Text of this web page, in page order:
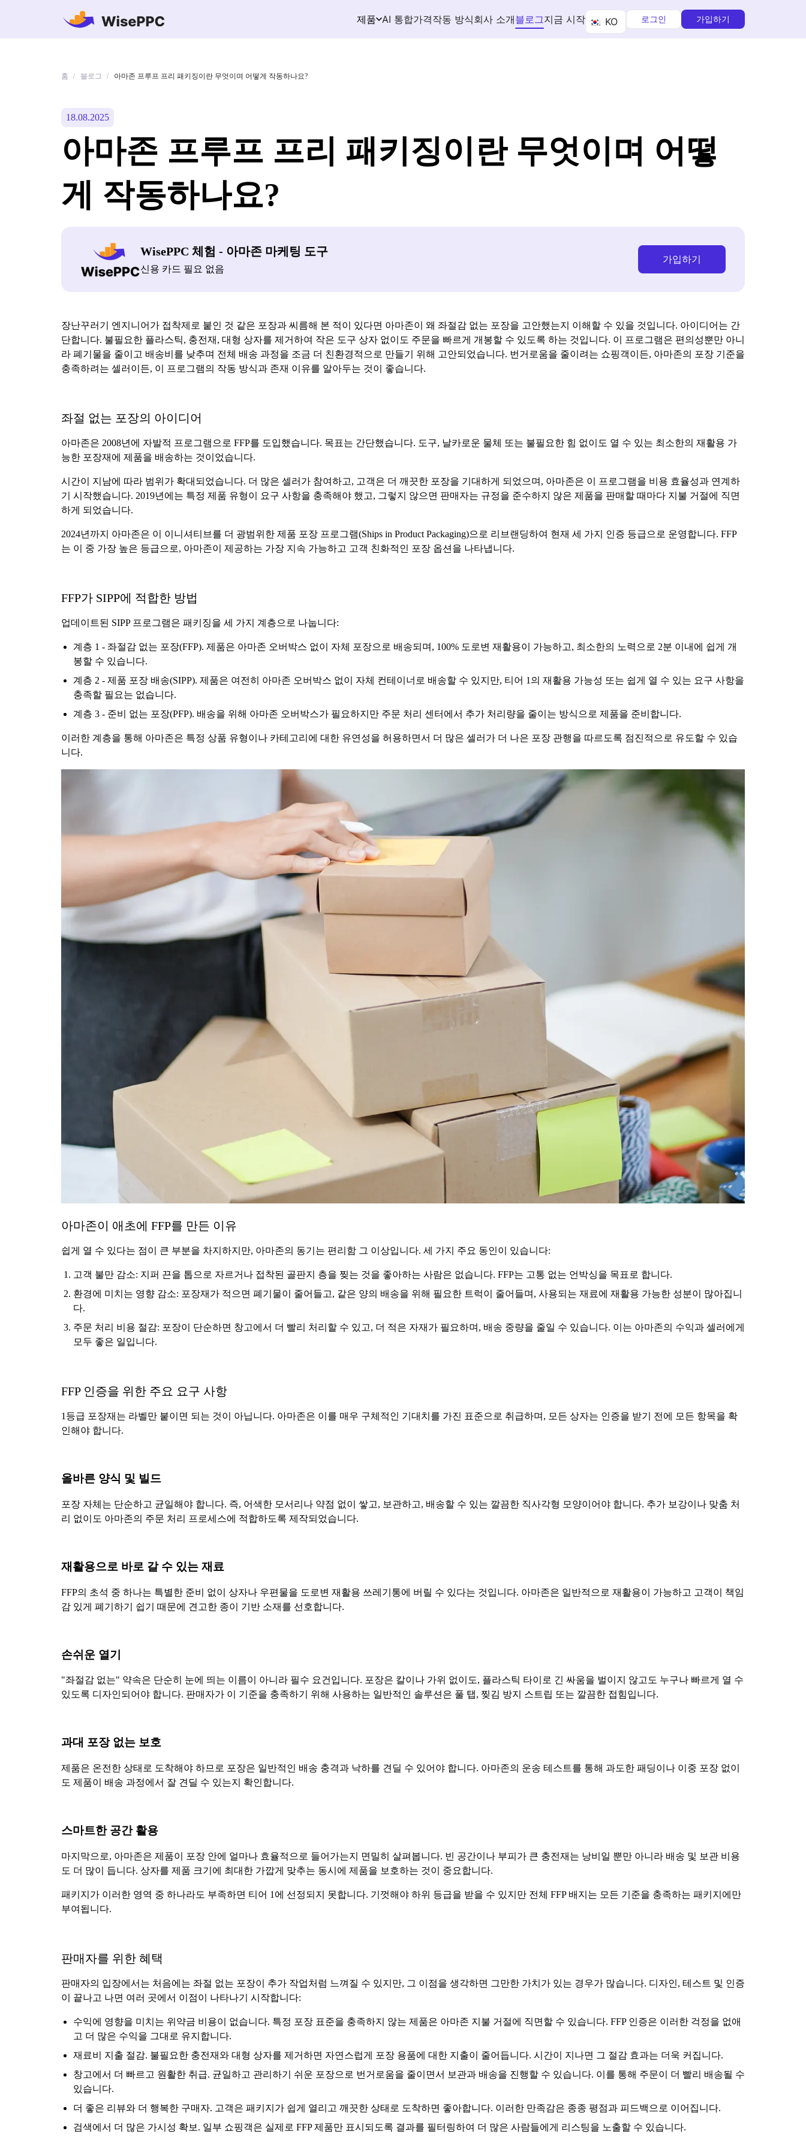
제품 AI 통합가격작동 방식회사 소개블로그지금 시작 KO 로그인 가입하기
홈 / 블로그 / 아마존 프루프 프리 패키징이란 무엇이며 어떻게 작동하나요?
18.08.2025
아마존 프루프 프리 패키징이란 무엇이며 어떻
게 작동하나요?
WisePPC 체험 - 아마존 마케팅 도구
신용 카드 필요 없음
가입하기
장난꾸러기 엔지니어가 접착제로 붙인 것 같은 포장과 씨름해 본 적이 있다면 아마존이 왜 좌절감 없는 포장을 고안했는지 이해할 수 있을 것입니다. 아이디어는 간
단합니다. 불필요한 플라스틱, 충전재, 대형 상자를 제거하여 작은 도구 상자 없이도 주문을 빠르게 개봉할 수 있도록 하는 것입니다. 이 프로그램은 편의성뿐만 아니
라 폐기물을 줄이고 배송비를 낮추며 전체 배송 과정을 조금 더 친환경적으로 만들기 위해 고안되었습니다. 번거로움을 줄이려는 쇼핑객이든, 아마존의 포장 기준을
충족하려는 셀러이든, 이 프로그램의 작동 방식과 존재 이유를 알아두는 것이 좋습니다.
좌절 없는 포장의 아이디어
아마존은 2008년에 자발적 프로그램으로 FFP를 도입했습니다. 목표는 간단했습니다. 도구, 날카로운 물체 또는 불필요한 힘 없이도 열 수 있는 최소한의 재활용 가
능한 포장재에 제품을 배송하는 것이었습니다.
시간이 지남에 따라 범위가 확대되었습니다. 더 많은 셀러가 참여하고, 고객은 더 깨끗한 포장을 기대하게 되었으며, 아마존은 이 프로그램을 비용 효율성과 연계하
기 시작했습니다. 2019년에는 특정 제품 유형이 요구 사항을 충족해야 했고, 그렇지 않으면 판매자는 규정을 준수하지 않은 제품을 판매할 때마다 지불 거절에 직면
하게 되었습니다.
2024년까지 아마존은 이 이니셔티브를 더 광범위한 제품 포장 프로그램(Ships in Product Packaging)으로 리브랜딩하여 현재 세 가지 인증 등급으로 운영합니다. FFP
는 이 중 가장 높은 등급으로, 아마존이 제공하는 가장 지속 가능하고 고객 친화적인 포장 옵션을 나타냅니다.
FFP가 SIPP에 적합한 방법
업데이트된 SIPP 프로그램은 패키징을 세 가지 계층으로 나눕니다:
계층 1 - 좌절감 없는 포장(FFP). 제품은 아마존 오버박스 없이 자체 포장으로 배송되며, 100% 도로변 재활용이 가능하고, 최소한의 노력으로 2분 이내에 쉽게 개
봉할 수 있습니다.
계층 2 - 제품 포장 배송(SIPP). 제품은 여전히 아마존 오버박스 없이 자체 컨테이너로 배송할 수 있지만, 티어 1의 재활용 가능성 또는 쉽게 열 수 있는 요구 사항을
충족할 필요는 없습니다.
계층 3 - 준비 없는 포장(PFP). 배송을 위해 아마존 오버박스가 필요하지만 주문 처리 센터에서 추가 처리량을 줄이는 방식으로 제품을 준비합니다.
이러한 계층을 통해 아마존은 특정 상품 유형이나 카테고리에 대한 유연성을 허용하면서 더 많은 셀러가 더 나은 포장 관행을 따르도록 점진적으로 유도할 수 있습
니다.
아마존이 애초에 FFP를 만든 이유
쉽게 열 수 있다는 점이 큰 부분을 차지하지만, 아마존의 동기는 편리함 그 이상입니다. 세 가지 주요 동인이 있습니다:
고객 불만 감소: 지퍼 끈을 톱으로 자르거나 접착된 골판지 층을 찢는 것을 좋아하는 사람은 없습니다. FFP는 고통 없는 언박싱을 목표로 합니다.
환경에 미치는 영향 감소: 포장재가 적으면 폐기물이 줄어들고, 같은 양의 배송을 위해 필요한 트럭이 줄어들며, 사용되는 재료에 재활용 가능한 성분이 많아집니
다.
주문 처리 비용 절감: 포장이 단순하면 창고에서 더 빨리 처리할 수 있고, 더 적은 자재가 필요하며, 배송 중량을 줄일 수 있습니다. 이는 아마존의 수익과 셀러에게
모두 좋은 일입니다.
FFP 인증을 위한 주요 요구 사항
1등급 포장재는 라벨만 붙이면 되는 것이 아닙니다. 아마존은 이를 매우 구체적인 기대치를 가진 표준으로 취급하며, 모든 상자는 인증을 받기 전에 모든 항목을 확
인해야 합니다.
올바른 양식 및 빌드
포장 자체는 단순하고 균일해야 합니다. 즉, 어색한 모서리나 약점 없이 쌓고, 보관하고, 배송할 수 있는 깔끔한 직사각형 모양이어야 합니다. 추가 보강이나 맞춤 처
리 없이도 아마존의 주문 처리 프로세스에 적합하도록 제작되었습니다.
재활용으로 바로 갈 수 있는 재료
FFP의 초석 중 하나는 특별한 준비 없이 상자나 우편물을 도로변 재활용 쓰레기통에 버릴 수 있다는 것입니다. 아마존은 일반적으로 재활용이 가능하고 고객이 책임
감 있게 폐기하기 쉽기 때문에 견고한 종이 기반 소재를 선호합니다.
손쉬운 열기
"좌절감 없는" 약속은 단순히 눈에 띄는 이름이 아니라 필수 요건입니다. 포장은 칼이나 가위 없이도, 플라스틱 타이로 긴 싸움을 벌이지 않고도 누구나 빠르게 열 수
있도록 디자인되어야 합니다. 판매자가 이 기준을 충족하기 위해 사용하는 일반적인 솔루션은 풀 탭, 찢김 방지 스트립 또는 깔끔한 접힘입니다.
과대 포장 없는 보호
제품은 온전한 상태로 도착해야 하므로 포장은 일반적인 배송 충격과 낙하를 견딜 수 있어야 합니다. 아마존의 운송 테스트를 통해 과도한 패딩이나 이중 포장 없이
도 제품이 배송 과정에서 잘 견딜 수 있는지 확인합니다.
스마트한 공간 활용
마지막으로, 아마존은 제품이 포장 안에 얼마나 효율적으로 들어가는지 면밀히 살펴봅니다. 빈 공간이나 부피가 큰 충전재는 낭비일 뿐만 아니라 배송 및 보관 비용
도 더 많이 듭니다. 상자를 제품 크기에 최대한 가깝게 맞추는 동시에 제품을 보호하는 것이 중요합니다.
패키지가 이러한 영역 중 하나라도 부족하면 티어 1에 선정되지 못합니다. 기껏해야 하위 등급을 받을 수 있지만 전체 FFP 배지는 모든 기준을 충족하는 패키지에만
부여됩니다.
판매자를 위한 혜택
판매자의 입장에서는 처음에는 좌절 없는 포장이 추가 작업처럼 느껴질 수 있지만, 그 이점을 생각하면 그만한 가치가 있는 경우가 많습니다. 디자인, 테스트 및 인증
이 끝나고 나면 여러 곳에서 이점이 나타나기 시작합니다:
수익에 영향을 미치는 위약금 비용이 없습니다. 특정 포장 표준을 충족하지 않는 제품은 아마존 지불 거절에 직면할 수 있습니다. FFP 인증은 이러한 걱정을 없애
고 더 많은 수익을 그대로 유지합니다.
재료비 지출 절감. 불필요한 충전재와 대형 상자를 제거하면 자연스럽게 포장 용품에 대한 지출이 줄어듭니다. 시간이 지나면 그 절감 효과는 더욱 커집니다.
창고에서 더 빠르고 원활한 취급. 균일하고 관리하기 쉬운 포장으로 번거로움을 줄이면서 보관과 배송을 진행할 수 있습니다. 이를 통해 주문이 더 빨리 배송될 수
있습니다.
더 좋은 리뷰와 더 행복한 구매자. 고객은 패키지가 쉽게 열리고 깨끗한 상태로 도착하면 좋아합니다. 이러한 만족감은 종종 평점과 피드백으로 이어집니다.
검색에서 더 많은 가시성 확보. 일부 쇼핑객은 실제로 FFP 제품만 표시되도록 결과를 필터링하여 더 많은 사람들에게 리스팅을 노출할 수 있습니다.